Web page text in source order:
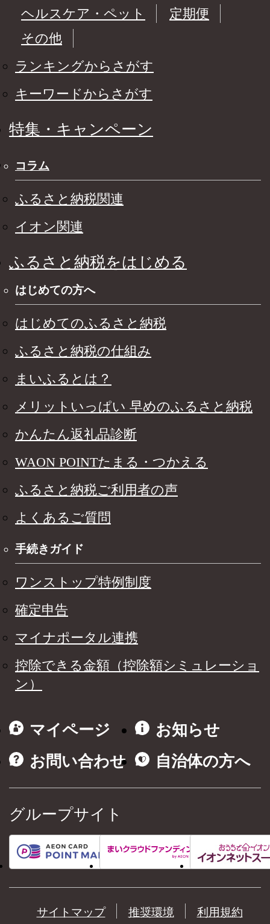
ヘルスケア・ペット
定期便
その他
ランキングからさがす
キーワードからさがす
特集・キャンペーン
コラム
ふるさと納税関連
イオン関連
ふるさと納税をはじめる
はじめての方へ
はじめてのふるさと納税
ふるさと納税の仕組み
まいふるとは？
メリットいっぱい 早めのふるさと納税
かんたん返礼品診断
WAON POINTたまる・つかえる
ふるさと納税ご利用者の声
よくあるご質問
手続きガイド
ワンストップ特例制度
確定申告
マイナポータル連携
控除できる金額（控除額シミュレーショ
ン）
マイページ
お知らせ
お問い合わせ
自治体の方へ
グループサイト
サイトマップ 推奨環境 利用規約